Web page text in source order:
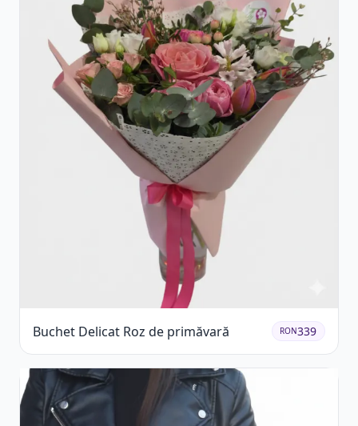
Buchet Delicat Roz de primăvară RON339